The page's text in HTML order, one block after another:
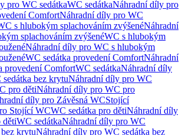
pro WC sedátkaWC sedátkaNáhradní díly pro
ComfortNáhradní díly pro WC
s hlubokým splachováním zvýšenéNáhradní
splachováním zvýšenéWC s hlubokým
Náhradní díly pro WC s hlubokým
WC sedátka provedení ComfortNáhradní
provedení ComfortWC sedátkaNáhradní díly
sedátka bez krytuNáhradní díly pro WC
pro dětiNáhradní díly pro WC pro
díly pro Závěsná WCStojící
Stojící WCWC sedátka pro dětiNáhradní díly
dětiWC sedátkaNáhradní díly pro WC
krytuNáhradní díly pro WC sedátka bez